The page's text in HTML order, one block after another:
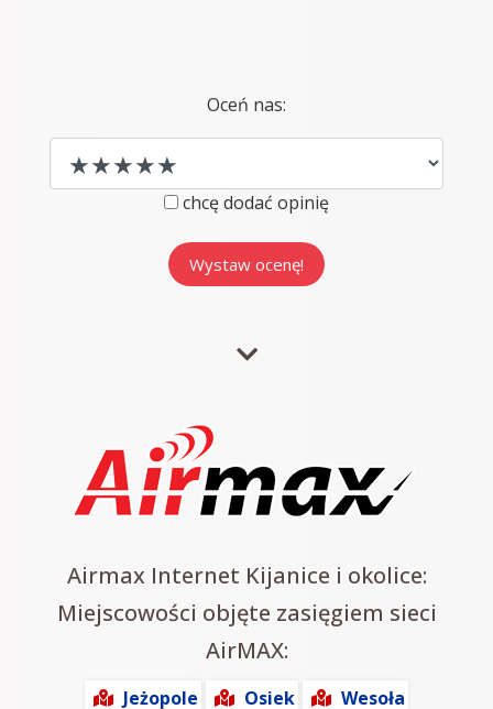
Oceń nas:
chcę dodać opinię
Airmax Internet Kijanice i okolice:
Miejscowości objęte zasięgiem sieci
AirMAX:
Jeżopole Osiek
Wesoła